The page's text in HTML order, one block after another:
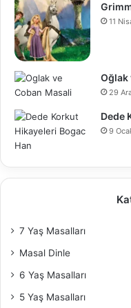
11
Oğlak
29
Dede
9
7 Yaş Masalları
Masal Dinle
6 Yaş Masalları
5 Yaş Masalları